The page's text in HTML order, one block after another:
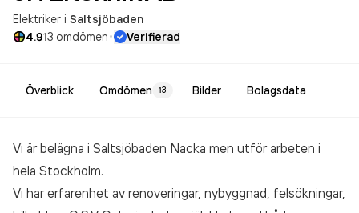
Elektriker i Saltsjöbaden
4.913 omdömen· Verifierad
Överblick Omdömen 13 Bilder Bolagsdata
Vi är belägna i Saltsjöbaden Nacka men utför arbeten i
hela Stockholm.
Vi har erfarenhet av renoveringar, nybyggnad, felsökningar,